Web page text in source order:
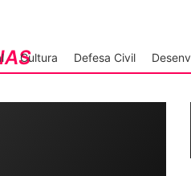
Cultura Defesa Civil